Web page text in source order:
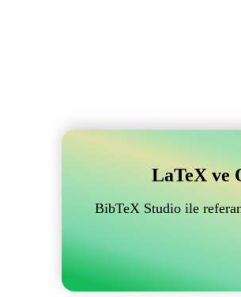
LaTeX ve
BibTeX Studio ile